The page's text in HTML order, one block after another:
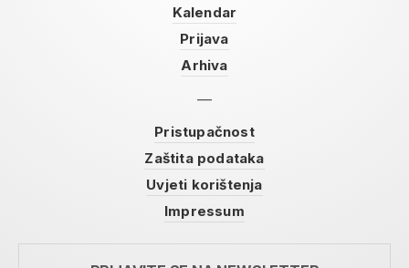
Kalendar
Prijava
Arhiva
Pristupačnost
Zaštita podataka
Uvjeti korištenja
Impressum